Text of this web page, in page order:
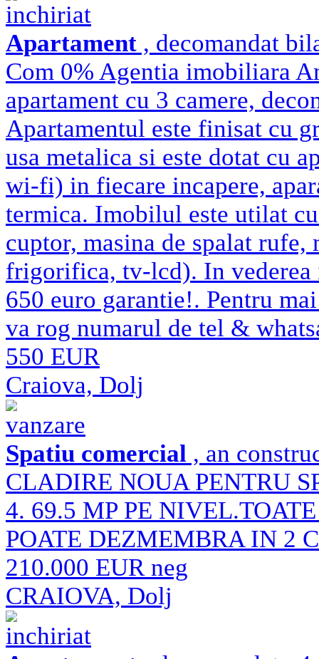
inchiriat
Apartament , decomandat
Com 0% Agentia imobiliara
apartament cu 3 camere,
Apartamentul este finisat cu
usa metalica si este dotat cu
wi-fi) in fiecare incapere,
termica. Imobilul este utilat
cuptor, masina de spalat rufe,
frigorifica, tv-lcd). In
650 euro garantie!. Pentru
va rog numarul de tel &
550 EUR
Craiova, Dolj
vanzare
Spatiu comercial , an
CLADIRE NOUA PENTRU
4. 69.5 MP PE
POATE DEZMEMBRA IN 2
210.000 EUR neg
CRAIOVA, Dolj
inchiriat